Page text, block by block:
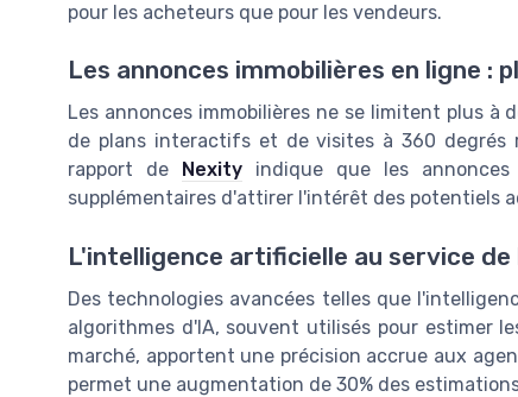
pour les acheteurs que pour les vendeurs.
Les annonces immobilières en ligne :
Les annonces immobilières ne se limitent plus à
de plans interactifs et de visites à 360 degrés
rapport de
Nexity indique que les
supplémentaires d'attirer l'intérêt des potentiels
L'intelligence artificielle au service de
Des technologies avancées telles que
algorithmes d'IA, souvent utilisés pour estimer
marché, apportent une précision accrue aux
permet une augmentation de 30% des